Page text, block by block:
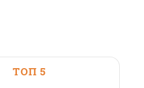
ТОП 5